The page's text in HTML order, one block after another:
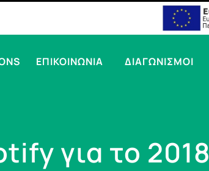
ΕΠΙΚΟΙΝΩΝΙΑ ΔΙΑΓΩΝΙΣΜΟΙ
για το 2018